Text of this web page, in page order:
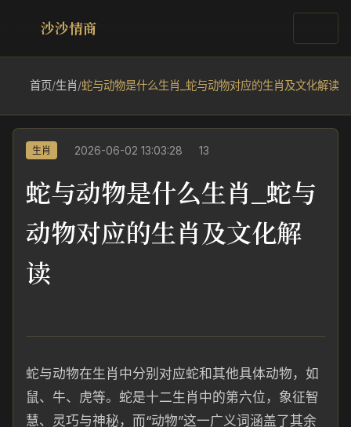
沙沙情商
首页/生肖/蛇与动物是什么生肖_蛇与动物对应的生肖及文化解读
生肖 2026-06-02 13:03:28 13
蛇与动物是什么生肖_蛇与
动物对应的生肖及文化解
读
蛇与动物在生肖中分别对应蛇和其他具体动物，如
鼠、牛、虎等。蛇是十二生肖中的第六位，象征智
慧、灵巧与神秘，而“动物”这一广义词涵盖了其余